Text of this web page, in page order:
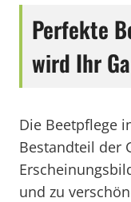
Perfekte
wird Ihr
Die Beetpflege
Bestandteil der
und zu